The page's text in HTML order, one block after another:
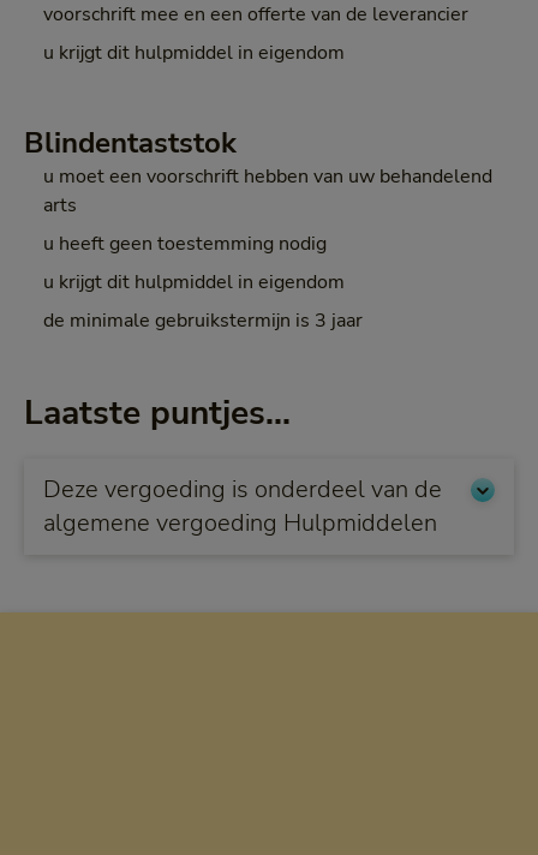
voorschrift mee en een offerte van de leverancier
u krijgt dit hulpmiddel in eigendom
Blindentaststok
u moet een voorschrift hebben van uw behandelend
arts
u heeft geen toestemming nodig
u krijgt dit hulpmiddel in eigendom
de minimale gebruikstermijn is 3 jaar
Laatste puntjes...
Deze vergoeding is onderdeel van de
algemene vergoeding Hulpmiddelen